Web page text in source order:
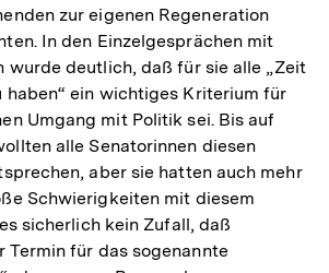
zur eigenen Regeneration
In den Einzelgesprächen mit
wurde deutlich, daß für sie alle „Zeit
haben“ ein wichtiges Kriterium für
Umgang mit Politik sei. Bis auf
alle Senatorinnen diesen
aber sie hatten auch mehr
Schwierigkeiten mit diesem
sicherlich kein Zufall, daß
Termin für das sogenannte